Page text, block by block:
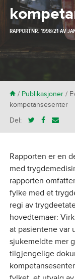
RAPPORTNR. 1998/21 AV
H/ Publikasjoner/
kompetansesenter
Del:
Rapporten er en
med
rapporten
fylke med et
regi av
hovedtemaer:
at pasientene var
sjukemeldte mer
tilgjengelige